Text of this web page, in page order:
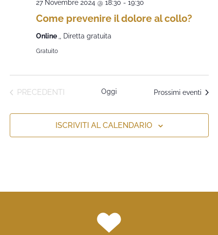
Come prevenire il dolore al collo?
27 Novembre 2024 @ 18:30 - 19:30
Online ,, Diretta gratuita
Gratuito
EVENTI
PRECEDENTI Oggi Prossimi eventi
ISCRIVITI AL CALENDARIO